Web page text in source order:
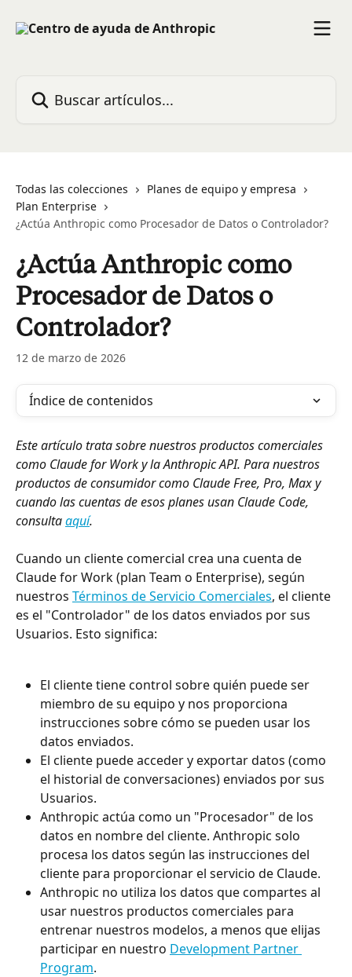
Todas las colecciones
Planes de equipo y empresa
Plan Enterprise
¿Actúa Anthropic como Procesador de Datos o Controlador?
¿Actúa Anthropic como
Procesador de Datos o
Controlador?
12 de marzo de 2026
Índice de contenidos
Este artículo trata sobre nuestros productos comerciales
como Claude for Work y la Anthropic API. Para nuestros
productos de consumidor como Claude Free, Pro, Max y
cuando las cuentas de esos planes usan Claude Code,
consulta aquí.
Cuando un cliente comercial crea una cuenta de
Claude for Work (plan Team o Enterprise), según
nuestros Términos de Servicio Comerciales, el cliente
es el "Controlador" de los datos enviados por sus
Usuarios. Esto significa:
El cliente tiene control sobre quién puede ser
miembro de su equipo y nos proporciona
instrucciones sobre cómo se pueden usar los
datos enviados.
El cliente puede acceder y exportar datos (como
el historial de conversaciones) enviados por sus
Usuarios.
Anthropic actúa como un "Procesador" de los
datos en nombre del cliente. Anthropic solo
procesa los datos según las instrucciones del
cliente para proporcionar el servicio de Claude.
Anthropic no utiliza los datos que compartes al
usar nuestros productos comerciales para
entrenar nuestros modelos, a menos que elijas
participar en nuestro Development Partner
Program.